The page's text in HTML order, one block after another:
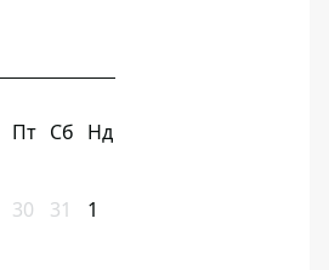
Пт Сб Нд
30 31 1